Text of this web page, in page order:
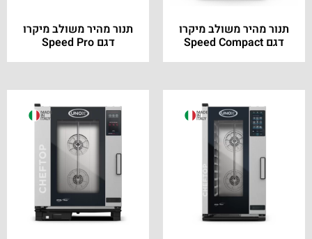
תנור מהיר משולב מיקרו
דגם Speed Compact
תנור מהיר משולב מיקרו
דגם Speed Pro